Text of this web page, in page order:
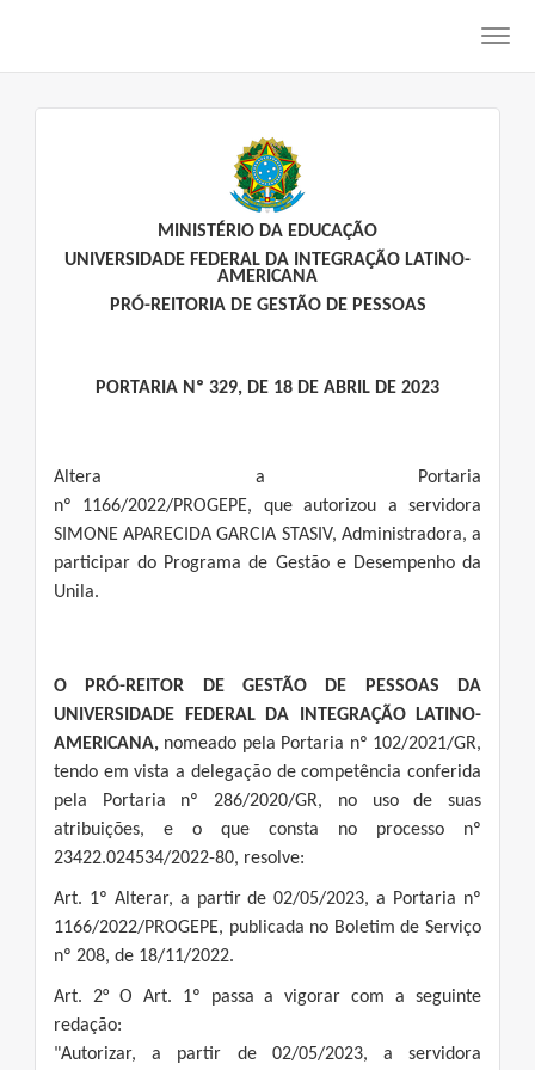
MINISTÉRIO DA EDUCAÇÃO
UNIVERSIDADE FEDERAL DA INTEGRAÇÃO LATINO-
AMERICANA
PRÓ-REITORIA DE GESTÃO DE PESSOAS
PORTARIA Nº 329, DE 18 DE ABRIL DE 2023
Altera a Portaria
nº 1166/2022/PROGEPE, que autorizou a servidora
SIMONE APARECIDA GARCIA STASIV, Administradora, a
participar do Programa de Gestão e Desempenho da
Unila.
O PRÓ-REITOR DE GESTÃO DE PESSOAS DA
UNIVERSIDADE FEDERAL DA INTEGRAÇÃO LATINO-
AMERICANA, nomeado pela Portaria nº 102/2021/GR,
tendo em vista a delegação de competência conferida
pela Portaria nº 286/2020/GR, no uso de suas
atribuições, e o que consta no processo nº
23422.024534/2022-80, resolve:
Art. 1º Alterar, a partir de 02/05/2023, a Portaria nº
1166/2022/PROGEPE, publicada no Boletim de Serviço
nº 208, de 18/11/2022.
Art. 2° O Art. 1º passa a vigorar com a seguinte
redação:
"Autorizar, a partir de 02/05/2023, a servidora